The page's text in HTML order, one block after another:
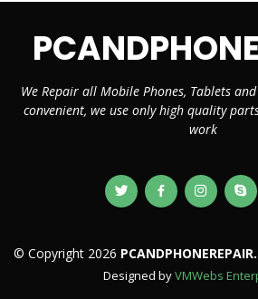
We Repair all Mobile Phones, Tablets
convenient, we use only high quality
work
© Copyright 2026
Designed byVMWebs